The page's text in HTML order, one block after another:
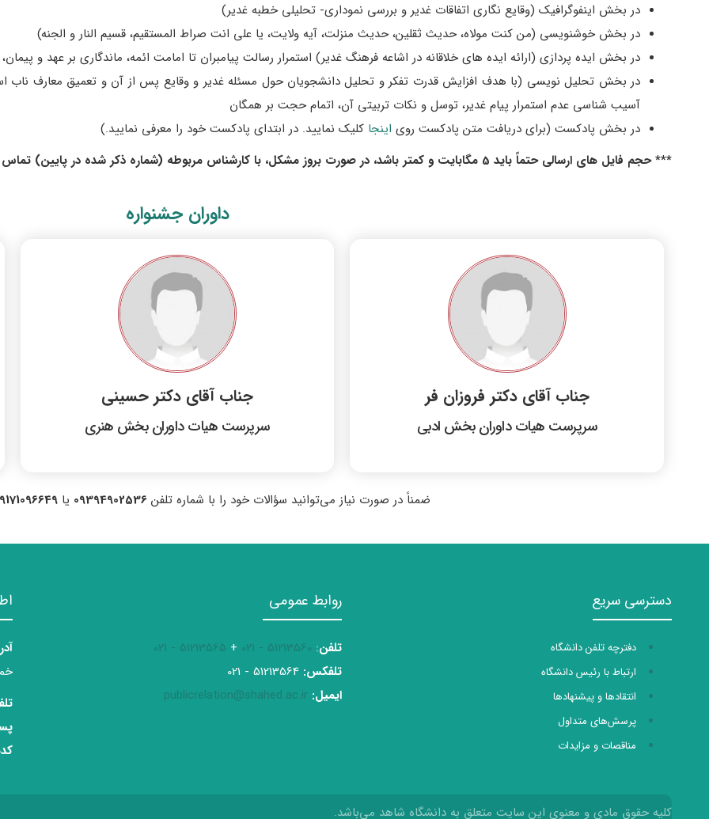
در بخش اینفوگرافیک (وقایع نگاری اتفاقات غدیر و بررسی نموداری- تحلیلی خطبه غدیر)
در بخش خوشنویسی (من کنت مولاه، حدیث ثقلین، حدیث منزلت، آیه ولایت، یا علی انت صراط المستقیم، قسیم النار و الجنه)
در بخش ایده پردازی (ارائه ایده های خلاقانه در اشاعه فرهنگ غدیر) استمرار رسالت پیامبران تا امامت ائمه، ماندگاری بر عهد و
در بخش تحلیل نویسی (با هدف افزایش قدرت تفکر و تحلیل دانشجویان حول مسئله غدیر و وقایع پس از آن و تعمیق معارف ناب
آسیب شناسی عدم استمرار پیام غدیر، توسل و نکات تربیتی آن، اتمام حجت بر همگان
در بخش پادکست (برای دریافت متن پادکست روی اینجا ​کلیک نمایید. در ابتدای پادکست خود را معرفی نمایید.)
*** حجم فایل های ارسالی حتماً باید 5 مگابایت و کمتر باشد، در صورت بروز مشکل، با کارشناس مربوطه (شماره ذکر شده در پایین) تماس حاصل فرمایید.
داوران جشنواره
جناب آقای دکتر فروزان فر
سرپرست هیات داوران بخش ادبی
جناب آقای دکتر حسینی
سرپرست هیات داوران بخش هنری
ضمناً در صورت نیاز می‌توانید سؤالات خود را با شماره تلفن09394902536 یا
دسترسی سریع
دفترچه تلفن دانشگاه
ارتباط با رئیس دانشگاه
انتقادها و پیشنهادها
پرسش‌های متداول
مناقصات و مزایدات
روابط عمومی
تلفن:
51213560 - 021
+
51213565 - 021
تلفکس:
ایمیل: publicrelation@shahed.ac.ir
کلیه حقوق مادی و معنوی این سایت متعلق به دانشگاه شاهد می‌باشد.